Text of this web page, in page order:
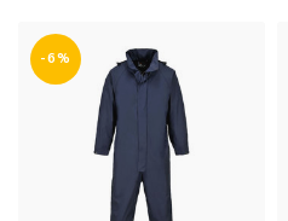
-6%